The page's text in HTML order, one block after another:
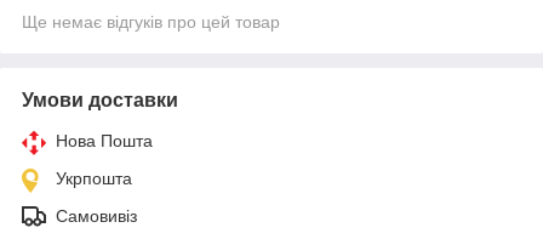
Ще немає відгуків про цей товар
Умови доставки
Нова Пошта
Укрпошта
Самовивіз